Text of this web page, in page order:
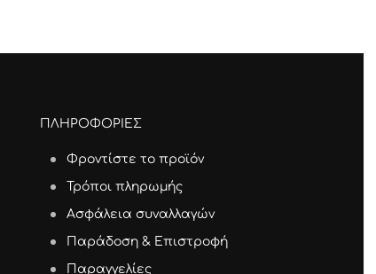
ΠΛΗΡΟΦΟΡΙΕΣ
Φροντίστε το προϊόν
Τρόποι πληρωμής
Ασφάλεια συναλλαγών
Παράδοση & Επιστροφή
Παραγγελίες